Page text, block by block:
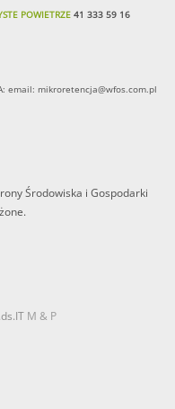
POWIETRZE41 333 59 16
email: mikroretencja@wfos.com.pl
Środowiska i Gospodarki
M & P